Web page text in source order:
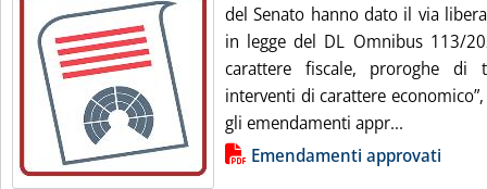
del Senato hanno dato il via
in legge del DL Omnibus 113/
carattere fiscale, proroghe di
interventi di carattere
gli emendamenti appr...
Lista allegati PDF alla notiziaEmendamenti approvati